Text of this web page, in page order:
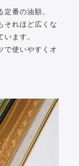
番の油額。
それほど広くな
ます。
で使いやすくオ